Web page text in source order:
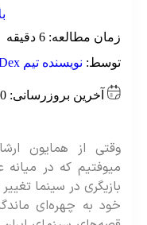
مطالعه: 6 دقیقه
نویسنده تیم C-Dex
آخرین بروزرسانی: 20 آبان 1404
از همایون ارشادی
که در میانه‌ عمر،
در سینما تغییر داد
به چهره‌ای ماندگار